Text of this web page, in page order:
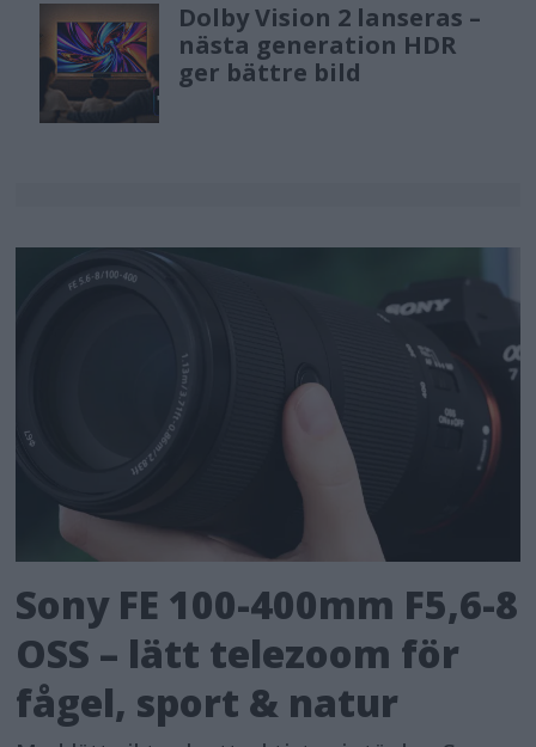
Dolby Vision 2 lanseras –
nästa generation HDR
ger bättre bild
Sony FE 100-400mm F5,6-8
OSS – lätt telezoom för
fågel, sport & natur